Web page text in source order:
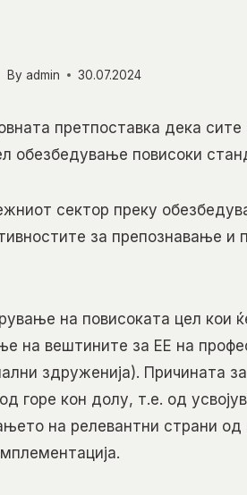
By admin 30.07.2024
претпоставка дека
обезбедување повисоки
сектор преку
за препознавање
на повисоката цел кои
на вештините за ЕЕ на
здруженија). Причината
горе кон долу, т.е. од
на релевантни страни